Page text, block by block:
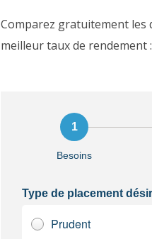
Comparez gratuitement
meilleur taux de rendement :